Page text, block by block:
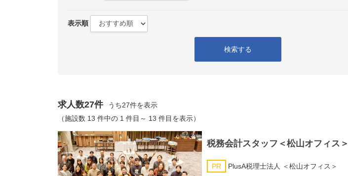
表示順
検索する
求人数27件
うち27件を表示
（施設数 13 件中の 1 件目～ 13 件目を表示）
税務会計スタッフ＜松山オフィス＞
PR PlusA税理士法人 ＜松山オフィス＞